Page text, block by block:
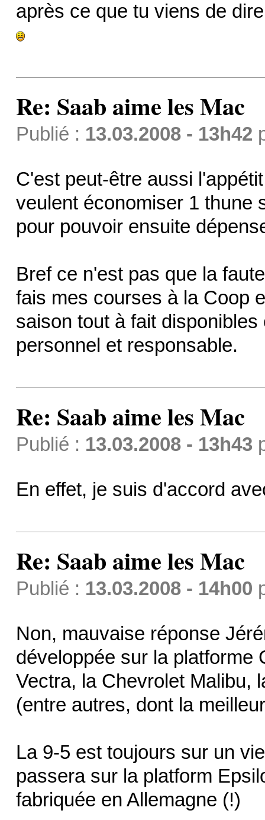
après ce que tu viens de
Re: Saab aime les Mac
Publié : 13.03.2008 - 13h42
C'est peut-être aussi
veulent économiser 1 thune
pour pouvoir ensuite
Bref ce n'est pas que la
fais mes courses à la Coop
saison tout à fait
personnel et responsable.
Re: Saab aime les Mac
Publié : 13.03.2008 - 13h43
En effet, je suis d'accord
Re: Saab aime les Mac
Publié : 13.03.2008 - 14h00
Non, mauvaise réponse
développée sur la platforme
Vectra, la Chevrolet Malibu,
(entre autres, dont la
La 9-5 est toujours sur un
passera sur la platform
fabriquée en Allemagne (!)